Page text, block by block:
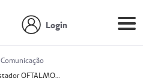
Login
Comunicação
Prestador OFTALMOCLÍNICA SÃO GONÇALO (55004164-2)